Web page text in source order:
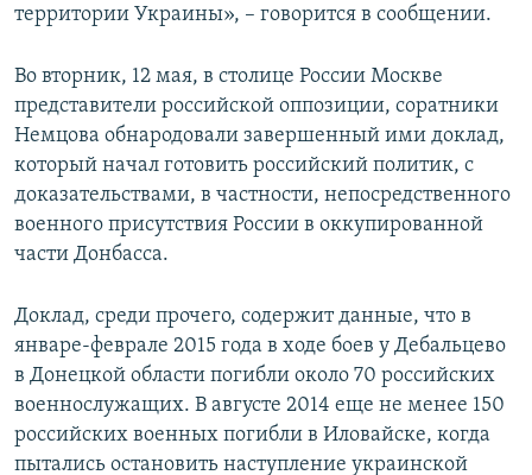
территории Украины», – говорится в сообщении.
Во вторник, 12 мая, в столице России Москве
представители российской оппозиции, соратники
Немцова обнародовали завершенный ими доклад,
который начал готовить российский политик, с
доказательствами, в частности, непосредственного
военного присутствия России в оккупированной
части Донбасса.
Доклад, среди прочего, содержит данные, что в
январе-феврале 2015 года в ходе боев у Дебальцево
в Донецкой области погибли около 70 российских
военнослужащих. В августе 2014 еще не менее 150
российских военных погибли в Иловайске, когда
пытались остановить наступление украинской